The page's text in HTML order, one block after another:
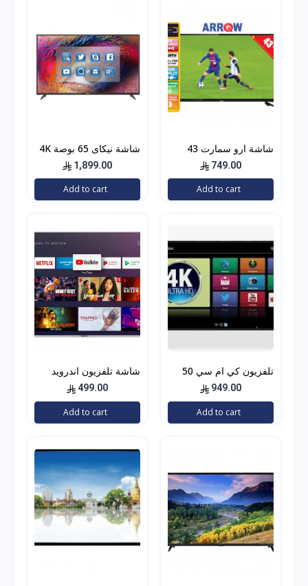
شاشة ارو سمارت 43
749.00
Add to cart
شاشة نيكاى 65 بوصة 4K
الترا اتش دي،
UHD65SLED
1,899.00
Add to cart
تلفزيون كي ام سي 50
انش فل اتش دي ليد -
K18M50262
949.00
Add to cart
شاشة تلفزيون اندرويد
سمارت Geepas Android
Smart TV 32
499.00
Add to cart